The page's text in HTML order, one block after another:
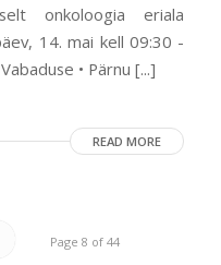
onkoloogia eriala
14. mai kell 09:30 -
• Pärnu [...]
READ MORE
Page 8 of 44